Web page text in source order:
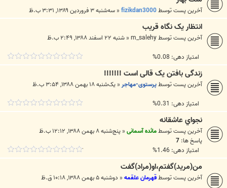
آخرین پست توسطfizikdan3000
« سه‌شنبه ۳ فروردین ۱۳۸۹, ۳:۳۱ ب.ظ
انتظار یک نگاه قریب
آخرین پست توسطm_salehy
« شنبه ۲۲ اسفند ۱۳۸۸, ۲:۴۹ ب.ظ
امتیاز دهی: 0.08%
زندگی بافتن یک قالی است !!!!!!!
آخرین پست توسطپرستوی-مهاجر« یک‌شنبه ۱۸ بهمن ۱۳۸۸, ۳:۵۴ ب.ظ
امتیاز دهی: 0.31%
نجواي عاشقانه
آخرین پست توسطمائده آسمانی« پنج‌شنبه ۸ بهمن ۱۳۸۸, ۱۲:۱۲ ب.ظ
پاسخ ها: 7
امتیاز دهی: 1.46%
من(مرید)گفتم،او(مراد)گفت
آخرین پست توسطقهرمان علقمه« دوشنبه ۵ بهمن ۱۳۸۸, ۱۰:۱۸ ق.ظ